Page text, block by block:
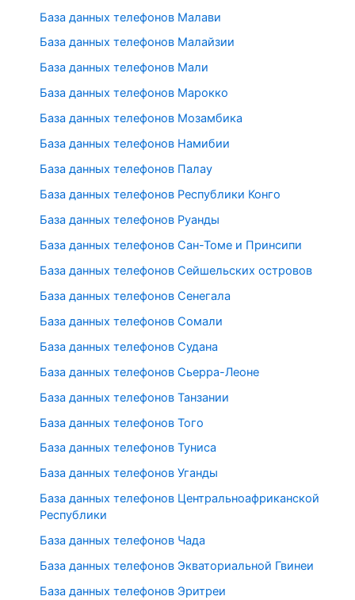
База данных телефонов Малави
База данных телефонов Малайзии
База данных телефонов Мали
База данных телефонов Марокко
База данных телефонов Мозамбика
База данных телефонов Намибии
База данных телефонов Палау
База данных телефонов Республики Конго
База данных телефонов Руанды
База данных телефонов Сан-Томе и Принсипи
База данных телефонов Сейшельских островов
База данных телефонов Сенегала
База данных телефонов Сомали
База данных телефонов Судана
База данных телефонов Сьерра-Леоне
База данных телефонов Танзании
База данных телефонов Того
База данных телефонов Туниса
База данных телефонов Уганды
База данных телефонов Центральноафриканской
Республики
База данных телефонов Чада
База данных телефонов Экваториальной Гвинеи
База данных телефонов Эритреи